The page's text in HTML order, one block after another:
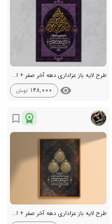
طرح لایه باز عزاداری دهه آخر صفر + استوری
visibility
148,000 تومان
workspace_premium
bookmark_border
طرح لایه باز عزاداری دهه آخر صفر + استوری